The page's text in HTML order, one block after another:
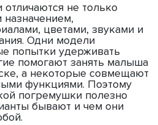
не только
цветами, звуками и
Одни модели
попытки удерживать
помогают занять малыша
а некоторые совмещают
функциями. Поэтому
погремушки полезно
бывают и чем они